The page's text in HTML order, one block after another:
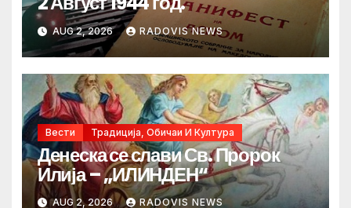
AUG 2, 2026 RADOVIS NEWS
Вести Традиција, Обичаи И Култура
Денеска се слави Св. Пророк
Илија – „ИЛИНДЕН“
AUG 2, 2026 RADOVIS NEWS